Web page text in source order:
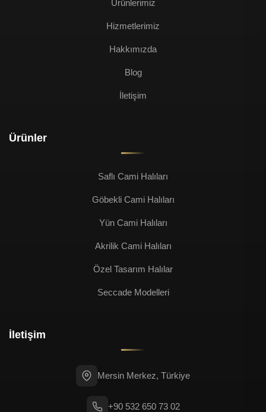
Ürünlerimiz
Hizmetlerimiz
Hakkımızda
Blog
İletişim
Ürünler
Saflı Cami Halıları
Göbekli Cami Halıları
Yün Cami Halıları
Akrilik Cami Halıları
Özel Tasarım Halılar
Seccade Modelleri
İletişim
Mersin Merkez, Türkiye
+90 532 650 73 02